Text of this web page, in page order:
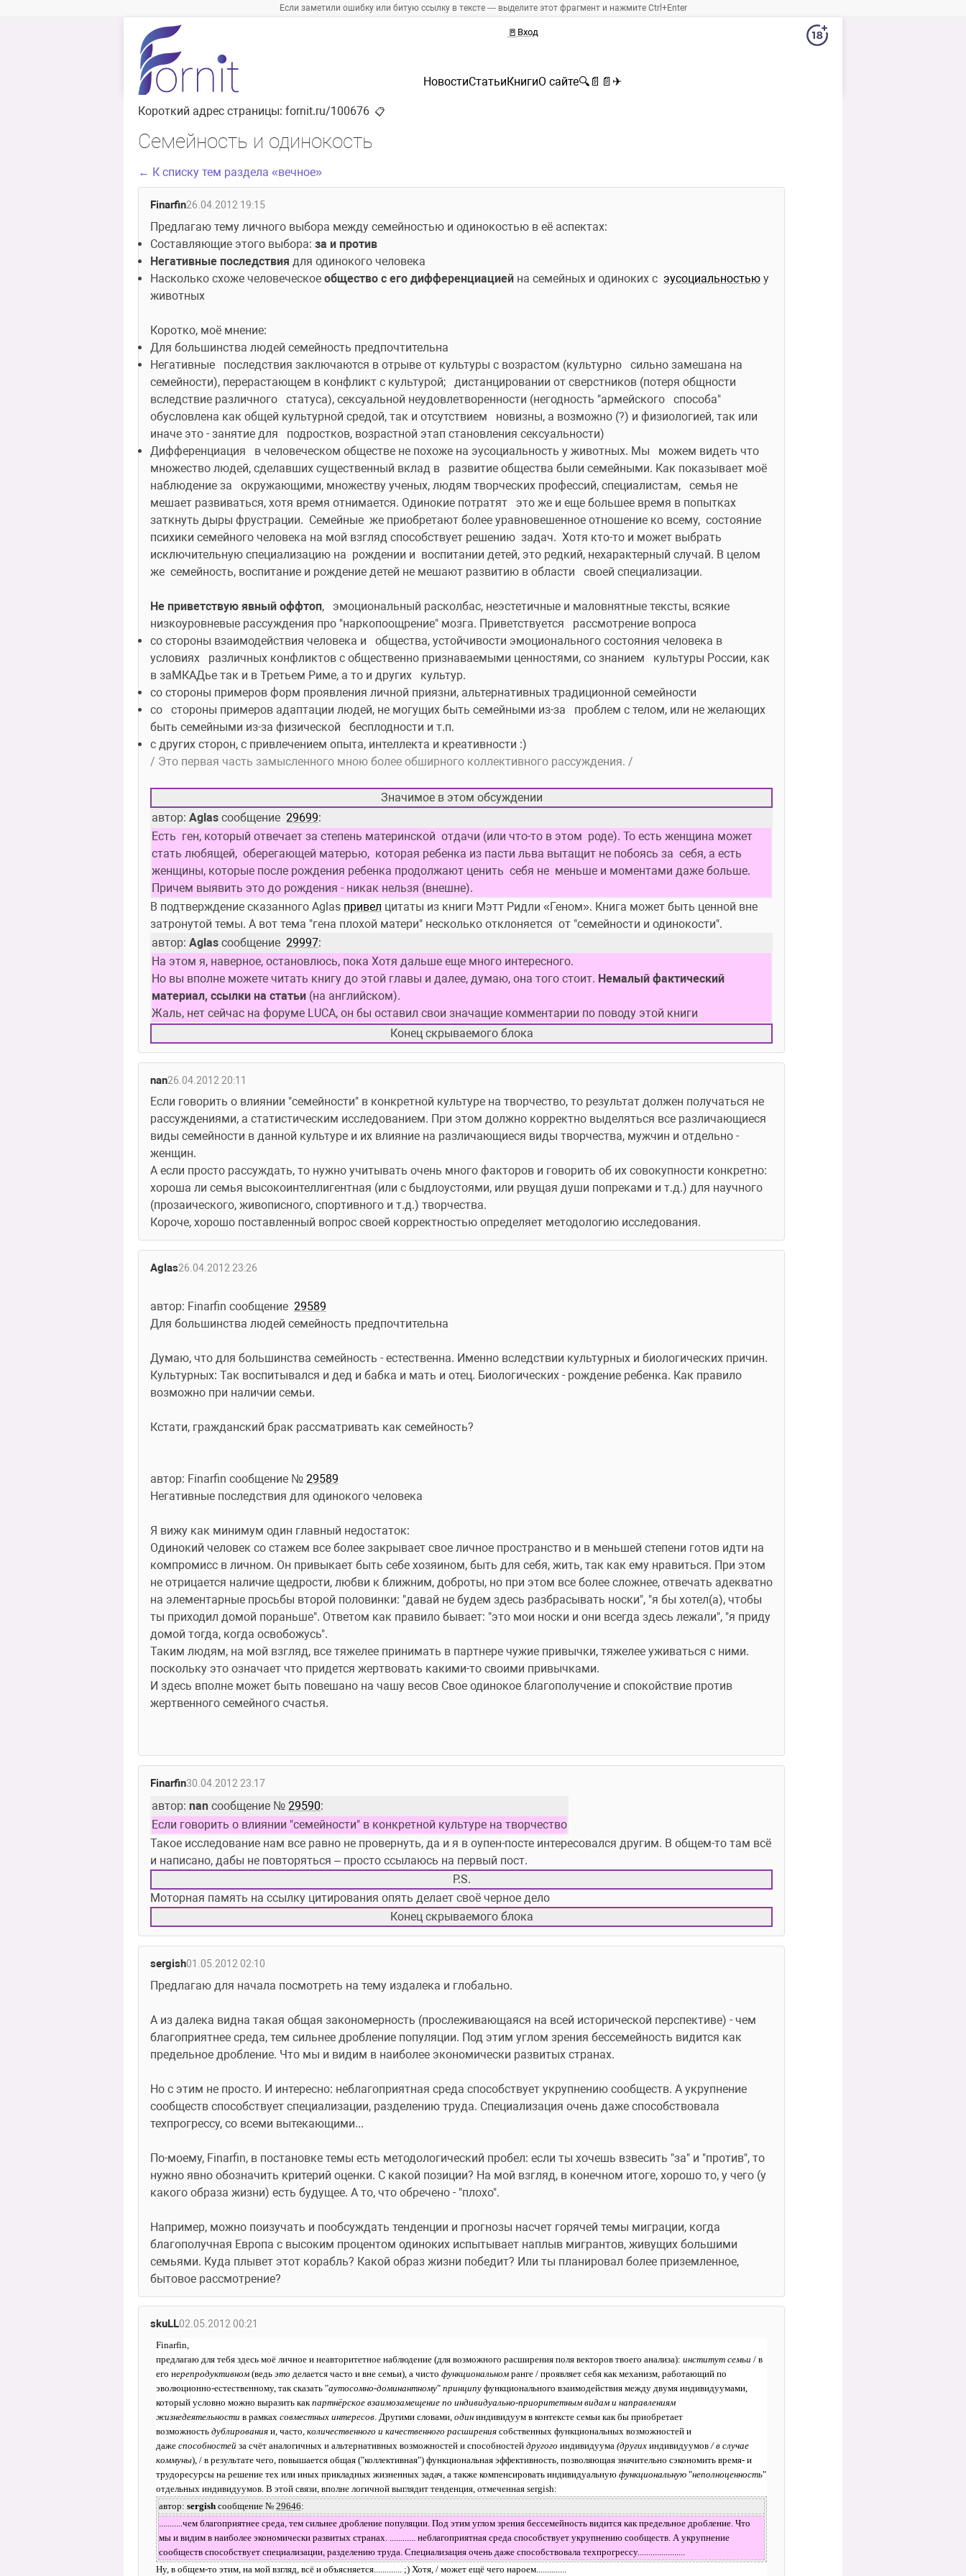
Если заметили ошибку или битую ссылку в тексте — выделите этот фрагмент и нажмите Ctrl+Enter
🚪 Вход
НовостиСтатьиКнигиО сайте🔍 📄 📄 ✈
Короткий адрес страницы: fornit.ru/100676 📋
Семейность и одинокость
← К списку тем раздела «вечное»
Finarfin26.04.2012 19:15
Предлагаю тему личного выбора между семейностью и одинокостью в её аспектах:
Составляющие этого выбора: за и против
Негативные последствия для одинокого человека
Насколько схоже человеческое общество с его дифференциацией на семейных и одиноких с эусоциальностью у
животных
Коротко, моё мнение:
Для большинства людей семейность предпочтительна
Негативные   последствия заключаются в отрыве от культуры с возрастом (культурно   сильно замешана на
семейности), перерастающем в конфликт с культурой;   дистанцировании от сверстников (потеря общности
вследствие различного   статуса), сексуальной неудовлетворенности (негодность "армейского   способа"
обусловлена как общей культурной средой, так и отсутствием   новизны, а возможно (?) и физиологией, так или
иначе это - занятие для   подростков, возрастной этап становления сексуальности)
Дифференциация   в человеческом обществе не похоже на эусоциальность у животных. Мы   можем видеть что
множество людей, сделавших существенный вклад в   развитие общества были семейными. Как показывает моё
наблюдение за   окружающими, множеству ученых, людям творческих профессий, специалистам,   семья не
мешает развиваться, хотя время отнимается. Одинокие потратят   это же и еще большее время в попытках
заткнуть дыры фрустрации.  Семейные  же приобретают более уравновешенное отношение ко всему,  состояние
психики семейного человека на мой взгляд способствует решению  задач.  Хотя кто-то и может выбрать
исключительную специализацию на  рождении и  воспитании детей, это редкий, нехарактерный случай. В целом
же  семейность, воспитание и рождение детей не мешают развитию в области   своей специализации.
Не приветствую явный оффтоп,   эмоциональный расколбас, неэстетичные и маловнятные тексты, всякие
низкоуровневые рассуждения про "наркопоощрение" мозга. Приветствуется   рассмотрение вопроса
со стороны взаимодействия человека и   общества, устойчивости эмоционального состояния человека в
условиях   различных конфликтов с общественно признаваемыми ценностями, со знанием   культуры России, как
в заМКАДье так и в Третьем Риме, а то и других   культур.
со стороны примеров форм проявления личной приязни, альтернативных традиционной семейности
со   стороны примеров адаптации людей, не могущих быть семейными из-за   проблем с телом, или не желающих
быть семейными из-за физической   бесплодности и т.п.
с других сторон, с привлечением опыта, интеллекта и креативности :)
/ Это первая часть замысленного мною более обширного коллективного рассуждения. /
Значимое в этом обсуждении
автор: Aglas сообщение 29699:
Есть  ген, который отвечает за степень материнской  отдачи (или что-то в этом  роде). То есть женщина может
стать любящей,  оберегающей матерью,  которая ребенка из пасти льва вытащит не побоясь за  себя, а есть
женщины, которые после рождения ребенка продолжают ценить  себя не  меньше и моментами даже больше.
Причем выявить это до рождения - никак нельзя (внешне).
В подтверждение сказанного Aglas привел цитаты из книги Мэтт Ридли «Геном». Книга может быть ценной вне
затронутой темы. А вот тема "гена плохой матери" несколько отклоняется  от "семейности и одинокости".
автор: Aglas сообщение 29997:
На этом я, наверное, остановлюсь, пока Хотя дальше еще много интересного.
Но вы вполне можете читать книгу до этой главы и далее, думаю, она того стоит. Немалый фактический
материал, ссылки на статьи (на английском).
Жаль, нет сейчас на форуме LUCA, он бы оставил свои значащие комментарии по поводу этой книги
Конец скрываемого блока
nan26.04.2012 20:11
Если говорить о влиянии "семейности" в конкретной культуре на творчество, то результат должен получаться не
рассуждениями, а статистическим исследованием. При этом должно корректно выделяться все различающиеся
виды семейности в данной культуре и их влияние на различающиеся виды творчества, мужчин и отдельно -
женщин.
А если просто рассуждать, то нужно учитывать очень много факторов и говорить об их совокупности конкретно:
хороша ли семья высокоинтеллигентная (или с быдлоустоями, или рвущая души попреками и т.д.) для научного
(прозаического, живописного, спортивного и т.д.) творчества.
Короче, хорошо поставленный вопрос своей корректностью определяет методологию исследования.
Aglas26.04.2012 23:26
автор: Finarfin сообщение 29589
Для большинства людей семейность предпочтительна
Думаю, что для большинства семейность - естественна. Именно вследствии культурных и биологических причин.
Культурных: Так воспитывался и дед и бабка и мать и отец. Биологических - рождение ребенка. Как правило
возможно при наличии семьи.
Кстати, гражданский брак рассматривать как семейность?
автор: Finarfin сообщение № 29589
Негативные последствия для одинокого человека
Я вижу как минимум один главный недостаток:
Одинокий человек со стажем все более закрывает свое личное пространство и в меньшей степени готов идти на
компромисс в личном. Он привыкает быть себе хозяином, быть для себя, жить, так как ему нравиться. При этом
не отрицается наличие щедрости, любви к ближним, доброты, но при этом все более сложнее, отвечать адекватно
на элементарные просьбы второй половинки: "давай не будем здесь разбрасывать носки", "я бы хотел(а), чтобы
ты приходил домой пораньше". Ответом как правило бывает: "это мои носки и они всегда здесь лежали", "я приду
домой тогда, когда освобожусь".
Таким людям, на мой взгляд, все тяжелее принимать в партнере чужие привычки, тяжелее уживаться с ними.
поскольку это означает что придется жертвовать какими-то своими привычками.
И здесь вполне может быть повешано на чашу весов Свое одинокое благополучение и спокойствие против
жертвенного семейного счастья.
Finarfin30.04.2012 23:17
автор: nan сообщение № 29590:
Если говорить о влиянии "семейности" в конкретной культуре на творчество
Такое исследование нам все равно не провернуть, да и я в оупен-посте интересовался другим. В общем-то там всё
и написано, дабы не повторяться – просто ссылаюсь на первый пост.
P.S.
Моторная память на ссылку цитирования опять делает своё черное дело
Конец скрываемого блока
sergish01.05.2012 02:10
Предлагаю для начала посмотреть на тему издалека и глобально.
А из далека видна такая общая закономерность (прослеживающаяся на всей исторической перспективе) - чем
благоприятнее среда, тем сильнее дробление популяции. Под этим углом зрения бессемейность видится как
предельное дробление. Что мы и видим в наиболее экономически развитых странах.
Но с этим не просто. И интересно: неблагоприятная среда способствует укрупнению сообществ. А укрупнение
сообществ способствует специализации, разделению труда. Специализация очень даже способствовала
техпрогрессу, со всеми вытекающими...
По-моему, Finarfin, в постановке темы есть методологический пробел: если ты хочешь взвесить "за" и "против", то
нужно явно обозначить критерий оценки. С какой позиции? На мой взгляд, в конечном итоге, хорошо то, у чего (у
какого образа жизни) есть будущее. А то, что обречено - "плохо".
Например, можно поизучать и пообсуждать тенденции и прогнозы насчет горячей темы миграции, когда
благополучная Европа с высоким процентом одиноких испытывает наплыв мигрантов, живущих большими
семьями. Куда плывет этот корабль? Какой образ жизни победит? Или ты планировал более приземленное,
бытовое рассмотрение?
skuLL02.05.2012 00:21
Finarfin,
предлагаю для тебя здесь моё личное и неавторитетное наблюдение (для возможного расширения поля векторов твоего анализа): институт семьи / в
его нерепродуктивном (ведь это делается часто и вне семьи), а чисто функциональном ранге / проявляет себя как механизм, работающий по
эволюционно-естественному, так сказать "аутосомно-доминантному" принципу функционального взаимодействия между двумя индивидуумами,
который условно можно выразить как партнёрское взаимозамещение по индивидуально-приоритетным видам и направлениям
жизнедеятельности в рамках совместных интересов. Другими словами, один индивидуум в контексте семьи как бы приобретает
возможность дублирования и, часто, количественного и качественного расширения собственных функциональных возможностей и
даже способностей за счёт аналогичных и альтернативных возможностей и способностей другого индивидуума (других индивидуумов / в случае
коммуны), / в результате чего, повышается общая ("коллективная") функциональная эффективность, позволяющая значительно сэкономить время- и
трудоресурсы на решение тех или иных прикладных жизненных задач, а также компенсировать индивидуальную функциональную "неполноценность"
отдельных индивидуумов. В этой связи, вполне логичной выглядит тенденция, отмеченная sergish:
автор: sergish сообщение № 29646:
...........чем благоприятнее среда, тем сильнее дробление популяции. Под этим углом зрения бессемейность видится как предельное дробление. Что
мы и видим в наиболее экономически развитых странах. ............ неблагоприятная среда способствует укрупнению сообществ. А укрупнение
сообществ способствует специализации, разделению труда. Специализация очень даже способствовала техпрогрессу......................
Ну, в общем-то этим, на мой взгляд, всё и объясняется............. ;) Хотя, / может ещё чего нароем..............